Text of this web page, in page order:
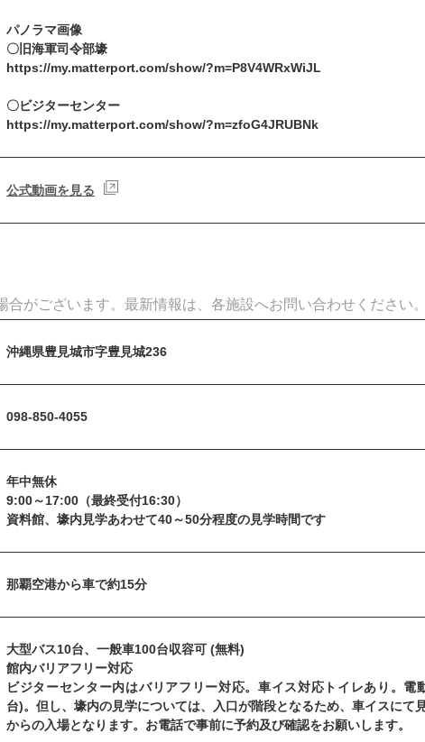
パノラマ画像
〇旧海軍司令部壕
https://my.matterport.com/show/?m=P8V4WRxWiJL
〇ビジターセンター
https://my.matterport.com/show/?m=zfoG4JRUBNk
公式動画を見る
がございます。最新情報は、各施設へお問い合わせください
沖縄県豊見城市字豊見城236
098-850-4055
年中無休
9:00～17:00（最終受付16:30）
資料館、壕内見学あわせて40～50分程度の見学時間です
那覇空港から車で約15分
大型バス10台、一般車100台収容可 (無料)
館内バリアフリー対応
ビジターセンター内はバリアフリー対応。車イス対応トイレあり。電
台)。但し、壕内の見学については、入口が階段となるため、車イスにて
からの入場となります。お電話で事前に予約及び確認をお願いします。